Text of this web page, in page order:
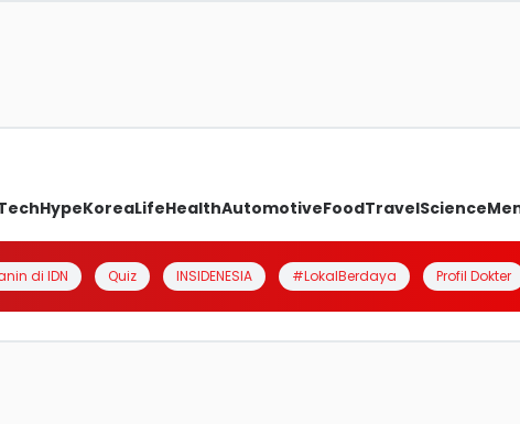
HypeKoreaLifeHealthAutomotiveFoodTravelScience
di IDN Quiz INSIDENESIA #LokalBerdaya Profil Dokter